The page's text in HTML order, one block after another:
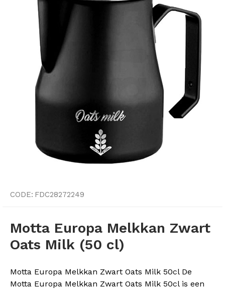
CODE: FDC28272249
Motta Europa Melkkan Zwart
Oats Milk (50 cl)
Motta Europa Melkkan Zwart Oats Milk 50cl De
Motta Europa Melkkan Zwart Oats Milk 50cl is een